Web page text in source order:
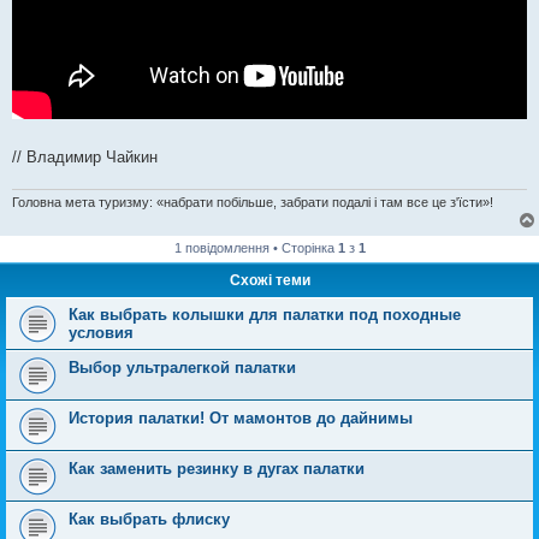
// Владимир Чайкин
Головна мета туризму: «набрати побільше, забрати подалі і там все це з'їсти»!
1 повідомлення • Сторінка 1 з 1
Схожі теми
Как выбрать колышки для палатки под походные
условия
Выбор ультралегкой палатки
История палатки! От мамонтов до дайнимы
Как заменить резинку в дугах палатки
Как выбрать флиску